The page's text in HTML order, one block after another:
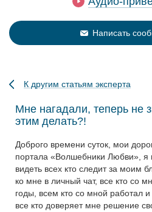
Написать
К другим статьям эксперта
Мне нагадали, теперь не
этим делать?!
Доброго времени суток, мои
портала «Волшебники Любви», я
видеть всех кто следит за моим
ко мне в личный чат, все кто со
годы, всем кто со мной работал и
все кто доверяет мне решение